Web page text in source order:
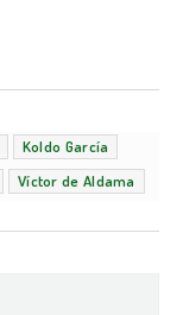
Koldo García
Víctor de Aldama